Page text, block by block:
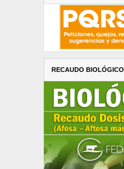
RECAUDO BIOLÓGICO